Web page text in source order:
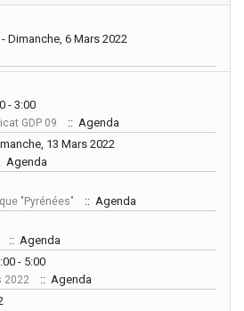
Dimanche, 6 Mars 2022
- 3:00
GDP 09
:: Agenda
13 Mars 2022
Agenda
"Pyrénées"
:: Agenda
:: Agenda
- 5:00
2022
:: Agenda